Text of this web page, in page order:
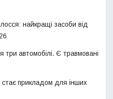
найкращі засоби від
три автомобілі. Є травмовані
стає прикладом для інших